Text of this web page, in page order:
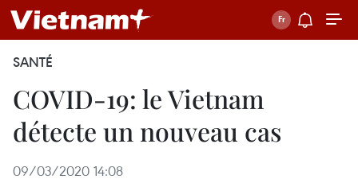
SANTÉ
COVID-19: le Vietnam
détecte un nouveau cas
09/03/2020 14:08